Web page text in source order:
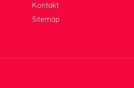
Kontakt
Sitemap